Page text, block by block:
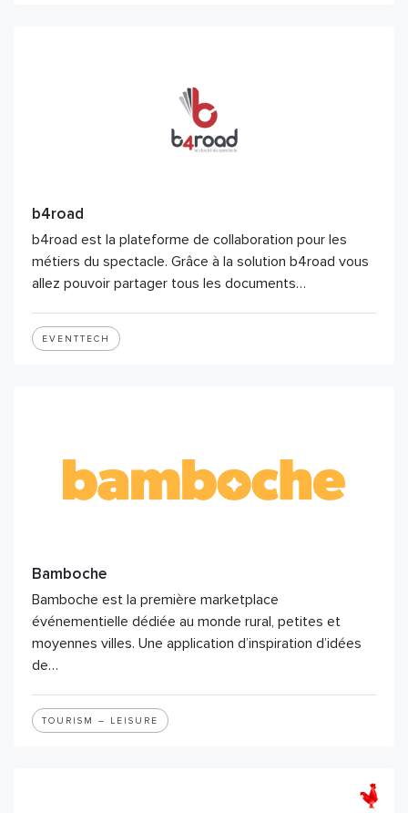
b4road
b4road est la plateforme de collaboration pour les
métiers du spectacle. Grâce à la solution b4road vous
allez pouvoir partager tous les documents…
EVENTTECH
Bamboche
Bamboche est la première marketplace
événementielle dédiée au monde rural, petites et
moyennes villes. Une application d’inspiration d’idées
de…
TOURISM – LEISURE